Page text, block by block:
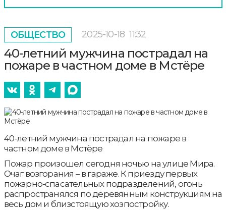
ОБЩЕСТВО 2025-10-18 11:32
40-летний мужчина пострадал на
пожаре в частном доме в Мстёре
40-летний мужчина пострадал на пожаре в
частном доме в Мстёре
Пожар произошел сегодня ночью на улице Мира.
Очаг возгорания – в гараже. К приезду первых
пожарно-спасательных подразделений, огонь
распространялся по деревянным конструкциям на
весь дом и близстоящую хозпостройку.